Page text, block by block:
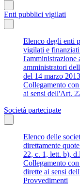
Enti pubblici vigilati
Elenco degli enti
vigilati e
l'amministrazione
amministratori
del 14 marzo
Collegamento
ai sensi dell'Art.
Società partecipate
Elenco delle
direttamente
22, c. 1, lett. b),
Collegamento
dirette ai sensi
Provvedimenti